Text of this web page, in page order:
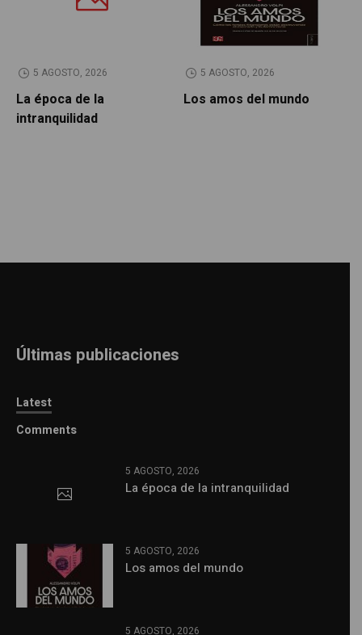
5 AGOSTO, 2026
La época de la
intranquilidad
5 AGOSTO, 2026
Los amos del mundo
Últimas publicaciones
Latest
Comments
5 AGOSTO, 2026
La época de la intranquilidad
5 AGOSTO, 2026
Los amos del mundo
5 AGOSTO, 2026